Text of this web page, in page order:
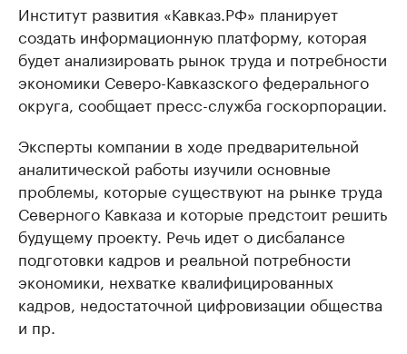
Институт развития «Кавказ.РФ» планирует
создать информационную платформу, которая
будет анализировать рынок труда и потребности
экономики Северо-Кавказского федерального
округа, сообщает пресс-служба госкорпорации.
Эксперты компании в ходе предварительной
аналитической работы изучили основные
проблемы, которые существуют на рынке труда
Северного Кавказа и которые предстоит решить
будущему проекту. Речь идет о дисбалансе
подготовки кадров и реальной потребности
экономики, нехватке квалифицированных
кадров, недостаточной цифровизации общества
и пр.